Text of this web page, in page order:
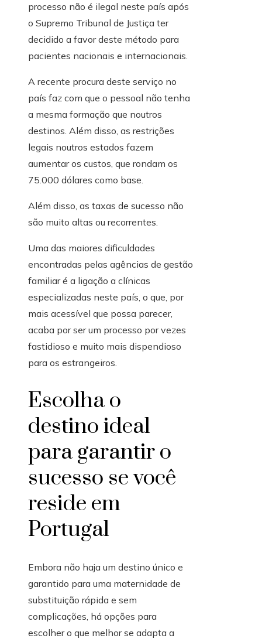
processo não é ilegal neste país após
o Supremo Tribunal de Justiça ter
decidido a favor deste método para
pacientes nacionais e internacionais.
A recente procura deste serviço no
país faz com que o pessoal não tenha
a mesma formação que noutros
destinos. Além disso, as restrições
legais noutros estados fazem
aumentar os custos, que rondam os
75.000 dólares como base.
Além disso, as taxas de sucesso não
são muito altas ou recorrentes.
Uma das maiores dificuldades
encontradas pelas agências de gestão
familiar é a ligação a clínicas
especializadas neste país, o que, por
mais acessível que possa parecer,
acaba por ser um processo por vezes
fastidioso e muito mais dispendioso
para os estrangeiros.
Escolha o
destino ideal
para garantir o
sucesso se você
reside em
Portugal
Embora não haja um destino único e
garantido para uma maternidade de
substituição rápida e sem
complicações, há opções para
escolher o que melhor se adapta a